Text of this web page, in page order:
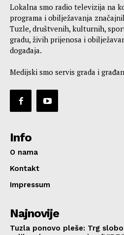
Lokalna smo radio televizija na
programa i obilježavanja
Tuzle, društvenih, kulturnih,
gradu, živih prijenosa i
događaja.
Medijski smo servis grada i
Info
O nama
Kontakt
Impressum
Najnovije
Tuzla ponovo pleše: Trg